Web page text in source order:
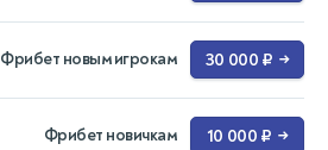
Фрибет новым игрокам 30 000 ₽ →
Фрибет новичкам 10 000 ₽ →